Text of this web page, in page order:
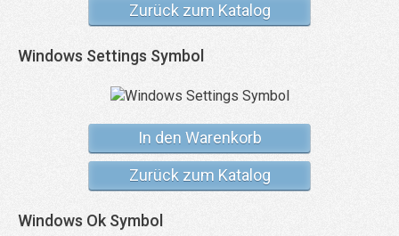
Zurück zum Katalog
Windows Settings Symbol
In den Warenkorb
Zurück zum Katalog
Windows Ok Symbol